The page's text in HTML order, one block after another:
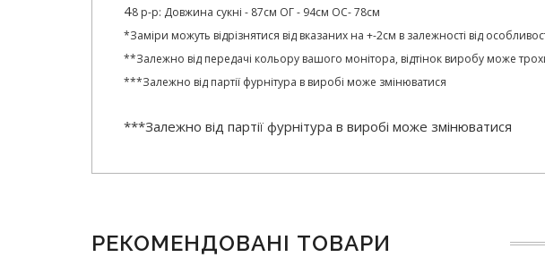
48 р-р: Довжина сукні - 87см ОГ - 94см ОС- 78см
*Заміри можуть відрізнятися від вказаних на +-2см в залежності від
**Залежно від передачі кольору вашого монітора, відтінок виробу може
***Залежно від партії фурнітура в виробі може змінюватися
***Залежно від партії фурнітура в виробі може змінюватися
РЕКОМЕНДОВАНІ ТОВАРИ